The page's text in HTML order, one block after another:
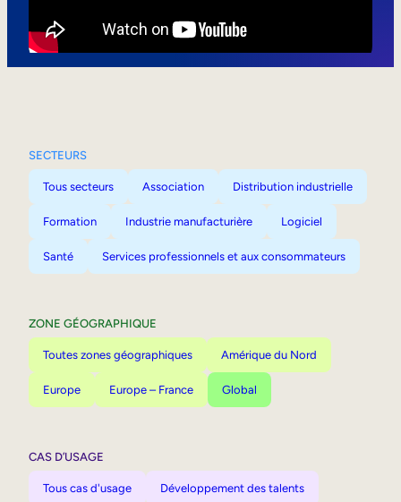
SECTEURS
Tous secteurs Association Distribution industrielle
Formation Industrie manufacturière Logiciel
Santé Services professionnels et aux consommateurs
ZONE GÉOGRAPHIQUE
Toutes zones géographiques Amérique du Nord
Europe Europe – France Global
CAS D’USAGE
Tous cas d'usage Développement des talents